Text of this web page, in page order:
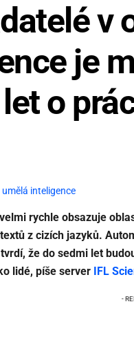
v
je
o
umělá inteligence
rychle obsazuje
z cizích jazyků.
že do sedmi let
lidé, píše server
IFL